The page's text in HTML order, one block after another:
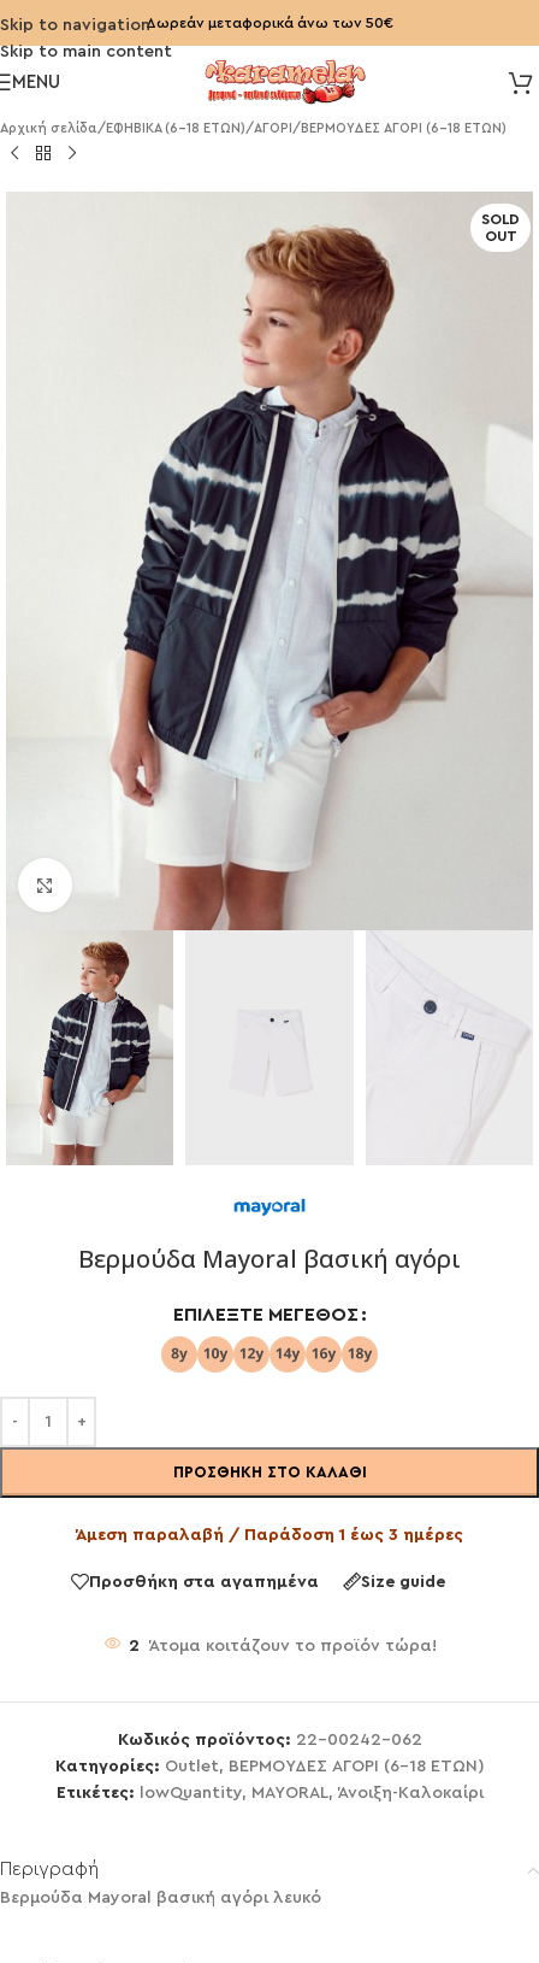
Skip to navigation
Skip to main content
Δωρεάν μεταφορικά άνω των 50€
MENU
Αρχική σελίδα/ ΕΦΗΒΙΚΑ (6-18 ΕΤΩΝ)/ΑΓΟΡΙ / ΒΕΡΜΟΥΔΕΣ ΑΓΟΡΙ (6-18 ΕΤΩΝ)
SOLD
OUT
Βερμούδα Mayoral βασική αγόρι
ΕΠΙΛΈΞΤΕ ΜΈΓΕΘΟΣ
ΠΡΟΣΘΉΚΗ ΣΤΟ ΚΑΛΆΘΙ
Άμεση παραλαβή / Παράδοση 1 έως 3 ημέρες
Προσθήκη στα αγαπημένα Size guide
2 Άτομα κοιτάζουν το προϊόν τώρα!
Κωδικός προϊόντος: 22-00242-062
Κατηγορίες: Outlet, ΒΕΡΜΟΥΔΕΣ ΑΓΟΡΙ (6-18 ΕΤΩΝ)
Ετικέτες:
lowQuantity, MAYORAL, Άνοιξη-Καλοκαίρι
Περιγραφή
Βερμούδα Mayoral βασική αγόρι λευκό